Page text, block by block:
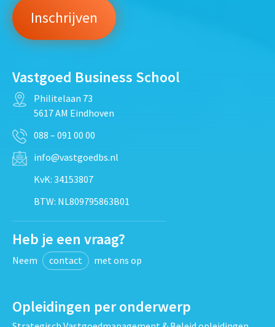
Vastgoed Business School
Philitelaan 73
5617 AM Eindhoven
088 – 091 00 00
info@vastgoedbs.nl
KvK: 34153807
BTW: NL809795863B01
Heb je een vraag?
Neem contact met ons op
Opleidingen per onderwerp